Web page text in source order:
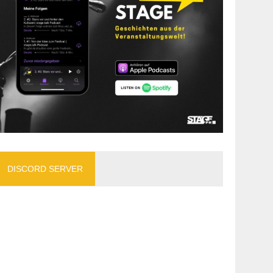
DISCORD SERVER